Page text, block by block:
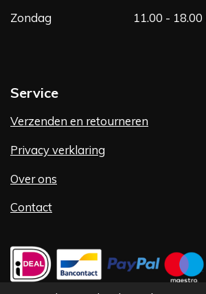
Zondag
11.00 -
Service
Verzenden en retourneren
Privacy verklaring
Over ons
Contact